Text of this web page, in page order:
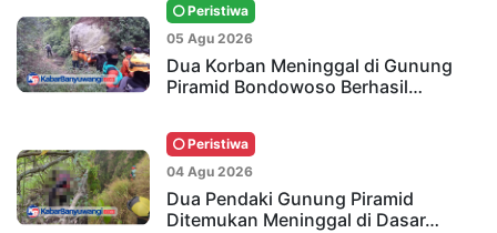
Peristiwa
05 Agu 2026
Dua Korban Meninggal di Gunung
Piramid Bondowoso Berhasil…
Peristiwa
04 Agu 2026
Dua Pendaki Gunung Piramid
Ditemukan Meninggal di Dasar…